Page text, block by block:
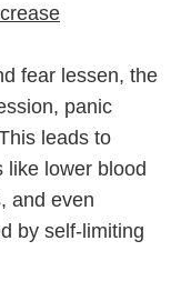
fear lessen, the
panic
leads to
like lower blood
and even
by self-limiting